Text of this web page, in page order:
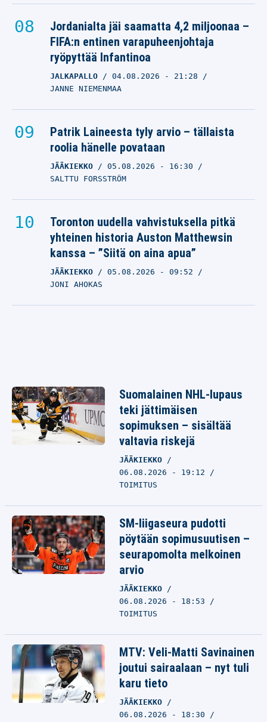
Jordanialta jäi saamatta 4,2 miljoonaa –
FIFA:n entinen varapuheenjohtaja
ryöpyttää Infantinoa
JALKAPALLO 04.08.2026 - 21:28
JANNE NIEMENMAA
Patrik Laineesta tyly arvio – tällaista
roolia hänelle povataan
JÄÄKIEKKO 05.08.2026 - 16:30
SALTTU FORSSTRÖM
Toronton uudella vahvistuksella pitkä
yhteinen historia Auston Matthewsin
kanssa – ”Siitä on aina apua”
JÄÄKIEKKO 05.08.2026 - 09:52
JONI AHOKAS
Suomalainen NHL-lupaus
teki jättimäisen
sopimuksen – sisältää
valtavia riskejä
JÄÄKIEKKO
06.08.2026 - 19:12
TOIMITUS
SM-liigaseura pudotti
pöytään sopimusuutisen –
seurapomolta melkoinen
arvio
JÄÄKIEKKO
06.08.2026 - 18:53
TOIMITUS
MTV: Veli-Matti Savinainen
joutui sairaalaan – nyt tuli
karu tieto
JÄÄKIEKKO
06.08.2026 - 18:30